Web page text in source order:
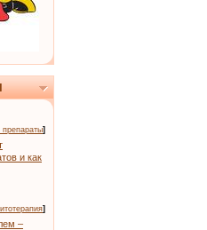
препараты]
и как
]
–